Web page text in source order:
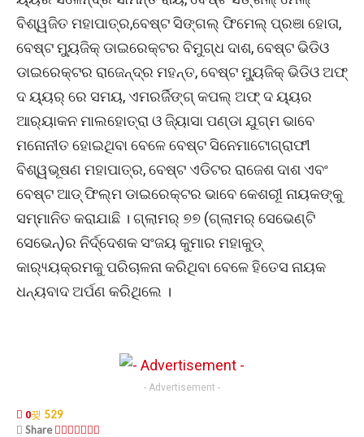
ବିଶ୍ୱଜିତ ମହାପାତ୍ର,ବେଷ୍ଟ ସିଙ୍ଗଲ୍ ଫିମେଲ୍ ପ୍ରଞା ହୋତା,
ବେଷ୍ଟ ମ୍ୟୁଜିକ୍ ଡାଇରେକ୍ଟର ବିମୁଗ୍ଧ ଦାଶ, ବେଷ୍ଟ ଭିଡିଓ
ଡାଇରେକ୍ଟର ରାଜେନ୍ଦ୍ର ମହନ୍ତ, ବେଷ୍ଟ ମ୍ୟୁଜିକ୍ ଭିଡିଓ ଅଫ୍
ଦ ୟ୍ୟର୍ ରେ ସମୟ, ଏମରର୍ଜିଙ୍ଗ୍ କପଲ୍ ଅଫ୍ ଦ ୟ୍ୟର
ଆର‌୍ୟାକନ ମାଲହୋତ୍ରା ଓ ଜ୍ୟିାସା ପଣ୍ଡା ଯୁଗ୍ମ ଭାବେ
ମନୋନୀତ ହୋଇଥିବା ବେଳେ ବେଷ୍ଟ ସିନେମାଟୋଗ୍ରାଫୀ
ବିଶ୍ୱଭୂଷଣ ମହାପାତ୍ର, ବେଷ୍ଟ ଏଡିଟର ରାଜେଶ ଦାଶ ଏବଂ
ବେଷ୍ଟ ଆଡ୍ ଫିଲ୍ମ ଡାଇରେକ୍ଟର ଭାବେ କେଶରୀୂ ନାୟକଙ୍କୁ
ସମ୍ମାନିତ କରାଯାଛି । ଗ୍ଲାମର୍ ୭୭ (ଗ୍ଲାମର୍ ସେଭେଣ୍ଟି
ସେଭେନ୍‌)ର ନିର୍ଦ୍ଦେଶକ ସଂଜୟ କୁମାର ମହାକୁଡ୍
କାର‌୍ୟ୍ୟକ୍ରମକୁ ପରିଚାଳନା କରିଥିବା ବେଳେ ହିତେସ ନାୟକ
ଧନ୍ୟବାଦ ଅର୍ପଣ କରିଥିଲେ ।
- Advertisement -
0
529
Share